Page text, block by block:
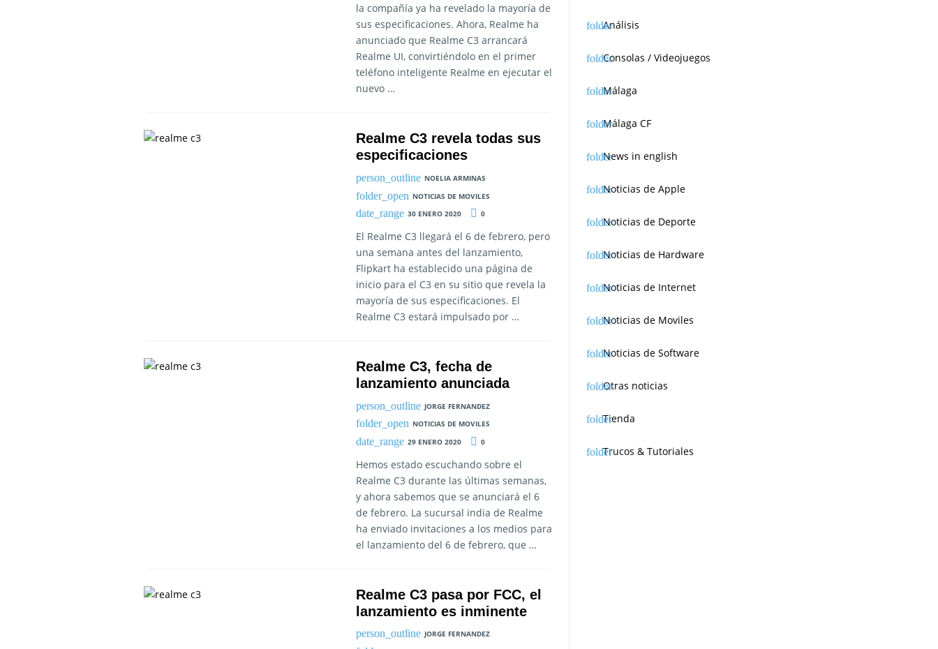
la compañía ya ha revelado la mayoría de
sus especificaciones. Ahora, Realme ha
anunciado que Realme C3 arrancará
Realme UI, convirtiéndolo en el primer
teléfono inteligente Realme en ejecutar el
nuevo …
Realme C3 revela todas sus
especificaciones
NOELIA ARMINAS
NOTICIAS DE MOVILES
30 ENERO 2020
0
El Realme C3 llegará el 6 de febrero, pero
una semana antes del lanzamiento,
Flipkart ha establecido una página de
inicio para el C3 en su sitio que revela la
mayoría de sus especificaciones. El
Realme C3 estará impulsado por …
Realme C3, fecha de
lanzamiento anunciada
JORGE FERNANDEZ
NOTICIAS DE MOVILES
29 ENERO 2020
0
Hemos estado escuchando sobre el
Realme C3 durante las últimas semanas,
y ahora sabemos que se anunciará el 6
de febrero. La sucursal india de Realme
ha enviado invitaciones a los medios para
el lanzamiento del 6 de febrero, que …
Realme C3 pasa por FCC, el
lanzamiento es inminente
JORGE FERNANDEZ
Análisis
Consolas / Videojuegos
Málaga
Málaga CF
News in english
Noticias de Apple
Noticias de Deporte
Noticias de Hardware
Noticias de Internet
Noticias de Moviles
Noticias de Software
Otras noticias
Tienda
Trucos & Tutoriales